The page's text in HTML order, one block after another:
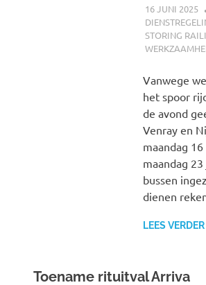
16 JUNI 2025
STORING
Vanwege
het spoor
de avond
Venray en
maandag
maandag
bussen
dienen
LEES VERDER
Toename rituitval Arriva